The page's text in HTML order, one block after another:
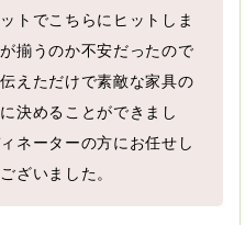
トでこちらにヒットしま
揃うのか不安だったので
えただけで素敵な家具の
決めることができまし
ネーターの方にお任せし
ざいました。